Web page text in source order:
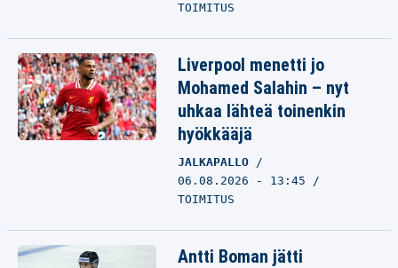
TOIMITUS
Liverpool menetti jo
Mohamed Salahin – nyt
uhkaa lähteä toinenkin
hyökkääjä
JALKAPALLO
06.08.2026 - 13:45
TOIMITUS
Antti Boman jätti